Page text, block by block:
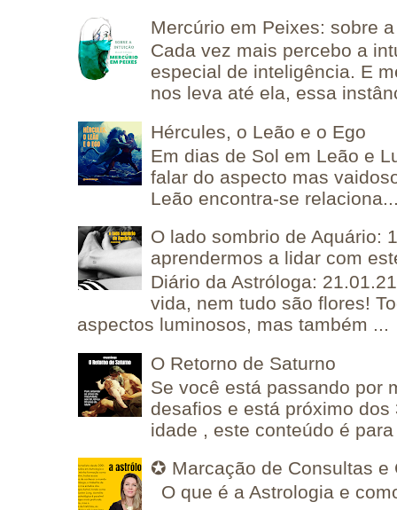
Mercúrio em Peixes: sobre
Cada vez mais percebo a
especial de inteligência. E
nos leva até ela, essa
Hércules, o Leão e o Ego
Em dias de Sol em Leão e
falar do aspecto mas
Leão encontra-se
O lado sombrio de Aquário:
aprendermos a lidar com
Diário da Astróloga:
vida, nem tudo são flores!
aspectos luminosos, mas também ...
O Retorno de Saturno
Se você está passando por
desafios e está próximo
idade , este conteúdo é
✪ Marcação de Consultas e
O que é a Astrologia e